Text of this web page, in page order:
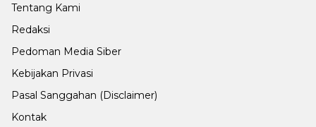
Tentang Kami
Redaksi
Pedoman Media Siber
Kebijakan Privasi
Pasal Sanggahan (Disclaimer)
Kontak